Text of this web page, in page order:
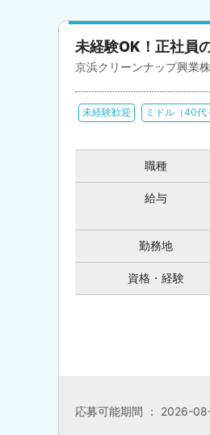
未経験OK！正社員
京浜クリーンナップ興業
未経験歓迎 ミドル（40代
職種
給与
勤務地
資格・経験
応募可能期間 ： 2026-